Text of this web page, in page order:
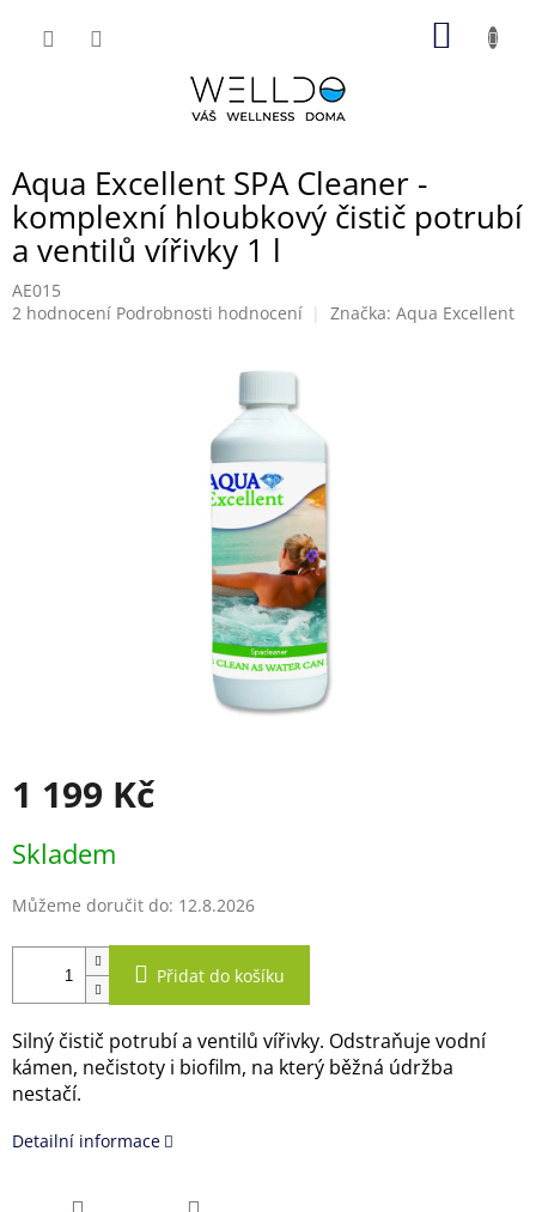
Aqua Excellent SPA Cleaner -
komplexní hloubkový čistič potrubí
a ventilů vířivky 1 l
AE015
Průměrné
2 hodnocení Podrobnosti hodnocení Značka: Aqua Excellent
1 199 Kč
cena:
Skladem
Můžeme doručit do: 12.8.2026
Přidat do košíku
Silný čistič potrubí a ventilů vířivky. Odstraňuje vodní
kámen, nečistoty i biofilm, na který běžná údržba
nestačí.
Detailní informace